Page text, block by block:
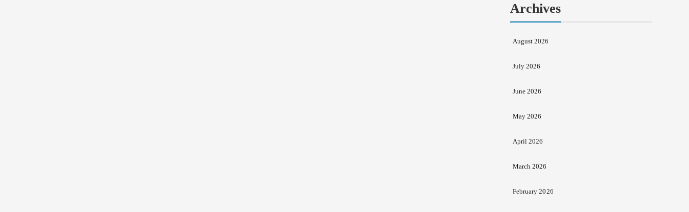
Archives
August 2026
July 2026
June 2026
May 2026
April 2026
March 2026
February 2026